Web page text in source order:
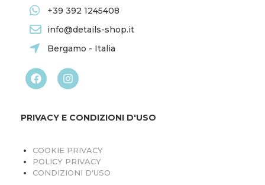
+39 392 1245408
info@details-shop.it
Bergamo - Italia
PRIVACY E CONDIZIONI D'USO
COOKIE PRIVACY
POLICY PRIVACY
CONDIZIONI D'USO